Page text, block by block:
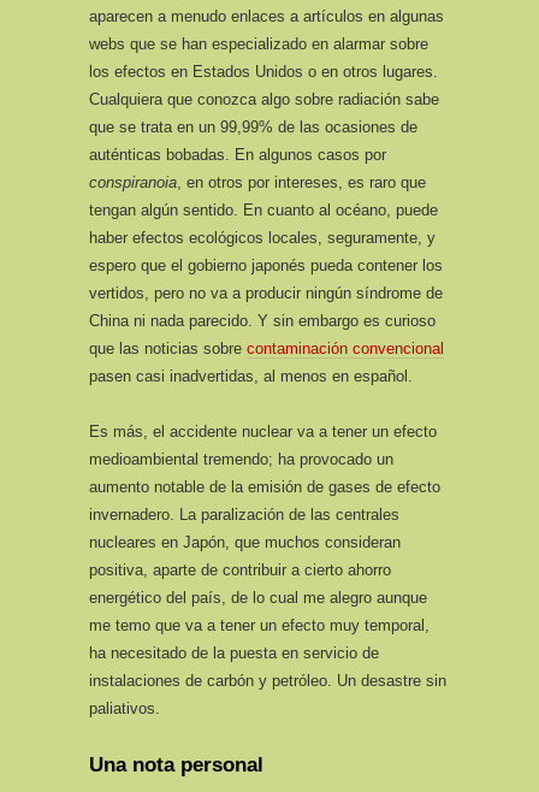
aparecen a menudo enlaces a artículos en algunas
webs que se han especializado en alarmar sobre
los efectos en Estados Unidos o en otros lugares.
Cualquiera que conozca algo sobre radiación sabe
que se trata en un 99,99% de las ocasiones de
auténticas bobadas. En algunos casos por
conspiranoia, en otros por intereses, es raro que
tengan algún sentido. En cuanto al océano, puede
haber efectos ecológicos locales, seguramente, y
espero que el gobierno japonés pueda contener los
vertidos, pero no va a producir ningún síndrome de
China ni nada parecido. Y sin embargo es curioso
que las noticias sobre contaminación convencional
pasen casi inadvertidas, al menos en español.
Es más, el accidente nuclear va a tener un efecto
medioambiental tremendo; ha provocado un
aumento notable de la emisión de gases de efecto
invernadero. La paralización de las centrales
nucleares en Japón, que muchos consideran
positiva, aparte de contribuir a cierto ahorro
energético del país, de lo cual me alegro aunque
me temo que va a tener un efecto muy temporal,
ha necesitado de la puesta en servicio de
instalaciones de carbón y petróleo. Un desastre sin
paliativos.
Una nota personal